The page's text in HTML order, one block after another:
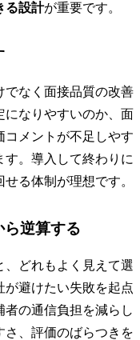
る設計が重要です。
でなく面接品質の改善
になりやすいのか、面
メントが不足しやす
。導入して終わりに
る体制が理想です。
ら逆算する
どれもよく見えて選
が避けたい失敗を起点
の通信負担を減らし
さ、評価のばらつきを